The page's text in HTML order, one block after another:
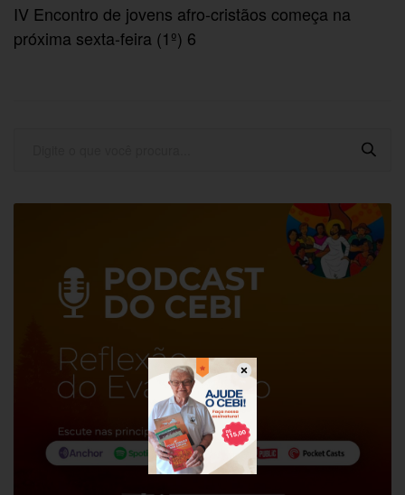
IV Encontro de jovens afro-cristãos começa na
próxima sexta-feira (1º) 6